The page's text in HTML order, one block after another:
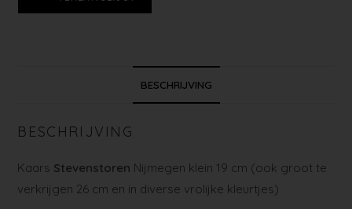
BESCHRIJVING
BESCHRIJVING
Kaars Stevenstoren Nijmegen klein 19 cm (ook groot te
verkrijgen 26 cm en in diverse vrolijke kleurtjes)